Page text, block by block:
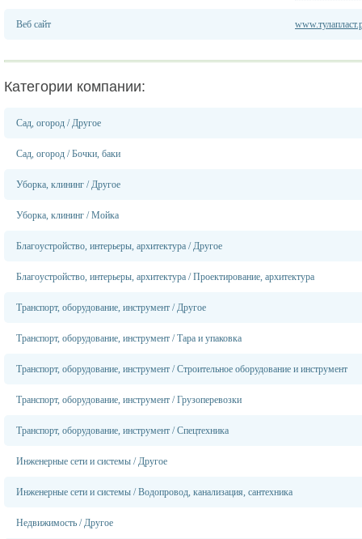
Веб сайт
Категории компании:
Сад, огород /Другое
Сад, огород /Бочки, баки
Уборка, клининг /Другое
Уборка, клининг /Мойка
Благоустройство, интерьеры, архитектура /Другое
Благоустройство, интерьеры, архитектура /Проектирование, архитектура
Транспорт, оборудование, инструмент /Другое
Транспорт, оборудование, инструмент /Тара и упаковка
Транспорт, оборудование, инструмент /Строительное оборудование и инструмент
Транспорт, оборудование, инструмент /Грузоперевозки
Транспорт, оборудование, инструмент /Спецтехника
Инженерные сети и системы /Другое
Инженерные сети и системы /Водопровод, канализация, сантехника
Недвижимость /Другое